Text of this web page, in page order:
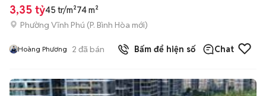
3,35 tỷ45 tr/m²74 m²
Phường Vĩnh Phú (P. Bình Hòa mới)
Hoàng Phương 2 đã bán Bấm để hiện số Chat